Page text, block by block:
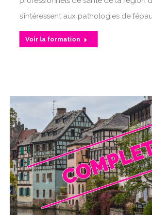
s’intéressent aux pathologies de
Voir la formation